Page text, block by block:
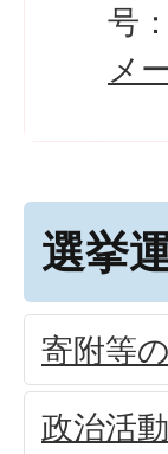
号
メ
選挙
寄附等
政治活